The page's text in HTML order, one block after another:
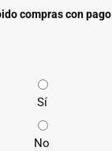
compras con pago
Sí
No